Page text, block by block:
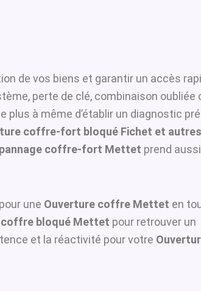
de vos biens et garantir un accès
perte de clé, combinaison oubliée
plus à même d’établir un diagnostic
coffre-fort bloqué Fichet et autres
coffre-fort Mettet prend
une Ouverture coffre Mettet en
coffre bloqué Mettet pour retrouver un
et la réactivité pour votre